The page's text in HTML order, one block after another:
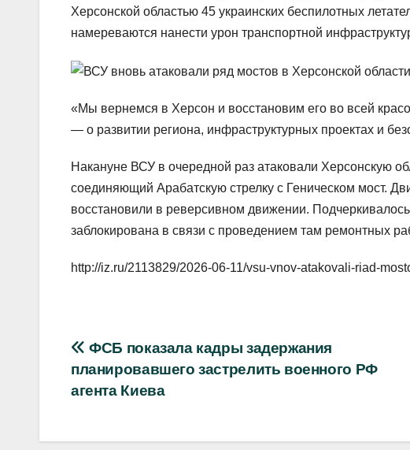
Херсонской областью 45 украинских беспилотных
намереваются нанести урон транспортной
«Мы вернемся в Херсон и восстановим его во всей
— о развитии региона, инфраструктурных проектах и
Накануне ВСУ в очередной раз атаковали Херсонскую
соединяющий Арабатскую стрелку с Геническом мост.
восстановили в реверсивном движении.
заблокирована в связи с проведением там ремонтных
http://iz.ru/2113829/2026-06-11/vsu-vnov-atakovali-riad-
Навигация
по
ФСБ показала кадры задержания
планировавшего застрелить военного РФ
агента Киева